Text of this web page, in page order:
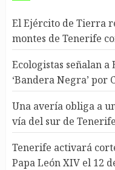
El Ejército de Tierra
montes de Tenerife
Ecologistas señalan
‘Bandera Negra’ por
Una avería obliga a
vía del sur de
Tenerife activará
Papa León XIV el 12